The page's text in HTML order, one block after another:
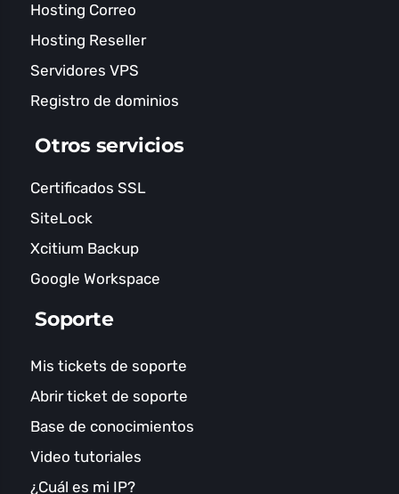
Hosting Correo
Hosting Reseller
Servidores VPS
Registro de dominios
Otros servicios
Certificados SSL
SiteLock
Xcitium Backup
Google Workspace
Soporte
Mis tickets de soporte
Abrir ticket de soporte
Base de conocimientos
Video tutoriales
¿Cuál es mi IP?